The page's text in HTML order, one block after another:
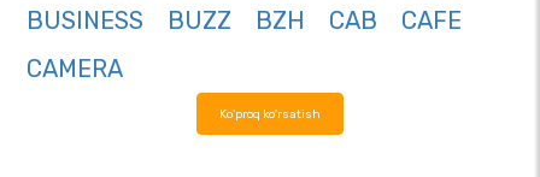
BUSINESS
BUZZ BZH CAB
CAFE
CAMERA
Ko'proq ko'rsatish